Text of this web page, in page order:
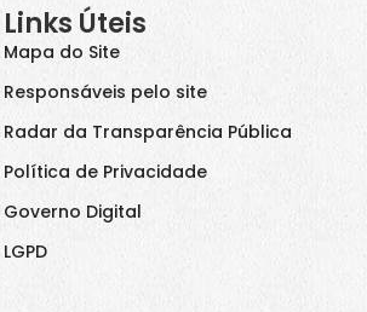
Links Úteis
Mapa do Site
Responsáveis pelo site
Radar da Transparência Pública
Política de Privacidade
Governo Digital
LGPD